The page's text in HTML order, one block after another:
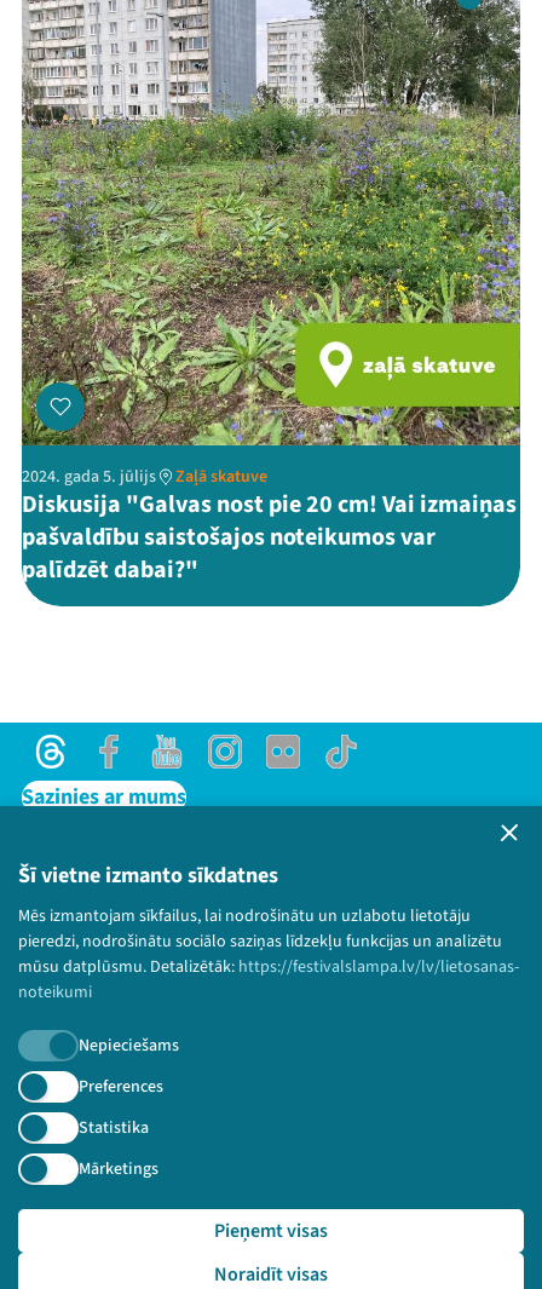
Šī vietne izmanto sīkdatnes
Mēs izmantojam sīkfailus, lai nodrošinātu un uzlabotu lietotāju
pieredzi, nodrošinātu sociālo saziņas līdzekļu funkcijas un analizētu
mūsu datplūsmu. Detalizētāk: https://festivalslampa.lv/lv/lietosanas-
noteikumi
Nepieciešams
Preferences
Statistika
Mārketings
Noraidīt visas
Pieņemt visas
2024. gada 5. jūlijs Zaļā skatuve
Diskusija "Galvas nost pie 20 cm! Vai izmaiņas
pašvaldību saistošajos noteikumos var
palīdzēt dabai?"
ThreadsFacebookYoutubeInstagram
Flick TikTok
Sazinies ar mums
Lietošanas noteikumi un sīkdatņu politika
Bērnu aizsardzības politika
© 2026 Sarunu festivāls LAMPA Visas tiesības
paturētas.
Piesakies jaunumiem!
Nepalaid garām aktuālāko informāciju!
Pieteikties